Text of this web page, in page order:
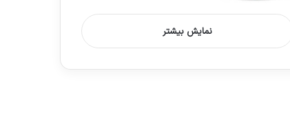
نمایش بیشتر